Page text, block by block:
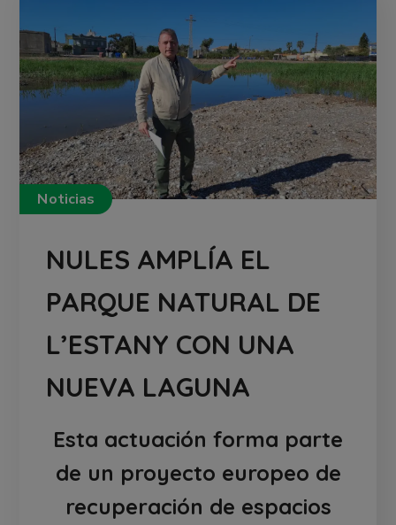
Noticias
NULES AMPLÍA EL
PARQUE NATURAL DE
L’ESTANY CON UNA
NUEVA LAGUNA
Esta actuación forma parte
de un proyecto europeo de
recuperación de espacios